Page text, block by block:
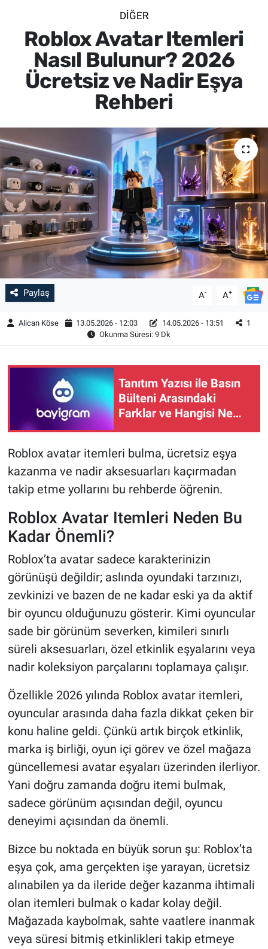
DIĞER
Roblox Avatar Itemleri
Nasıl Bulunur? 2026
Ücretsiz ve Nadir Eşya
Rehberi
Paylaş A- A+
Alican Köse 13.05.2026 - 12:03 14.05.2026 - 13:51
1
Okunma Süresi: 9 Dk
Tanıtım Yazısı ile Basın
Bülteni Arasındaki
Farklar ve Hangisi Ne
Roblox avatar itemleri bulma, ücretsiz eşya
kazanma ve nadir aksesuarları kaçırmadan
takip etme yollarını bu rehberde öğrenin.
Roblox Avatar Itemleri Neden Bu
Kadar Önemli?
Roblox’ta avatar sadece karakterinizin
görünüşü değildir; aslında oyundaki tarzınızı,
zevkinizi ve bazen de ne kadar eski ya da aktif
bir oyuncu olduğunuzu gösterir. Kimi oyuncular
sade bir görünüm severken, kimileri sınırlı
süreli aksesuarları, özel etkinlik eşyalarını veya
nadir koleksiyon parçalarını toplamaya çalışır.
Özellikle 2026 yılında Roblox avatar itemleri,
oyuncular arasında daha fazla dikkat çeken bir
konu haline geldi. Çünkü artık birçok etkinlik,
marka iş birliği, oyun içi görev ve özel mağaza
güncellemesi avatar eşyaları üzerinden ilerliyor.
Yani doğru zamanda doğru itemi bulmak,
sadece görünüm açısından değil, oyuncu
deneyimi açısından da önemli.
Bizce bu noktada en büyük sorun şu: Roblox’ta
eşya çok, ama gerçekten işe yarayan, ücretsiz
alınabilen ya da ileride değer kazanma ihtimali
olan itemleri bulmak o kadar kolay değil.
Mağazada kaybolmak, sahte vaatlere inanmak
veya süresi bitmiş etkinlikleri takip etmeye
SPOR
SAĞLIK